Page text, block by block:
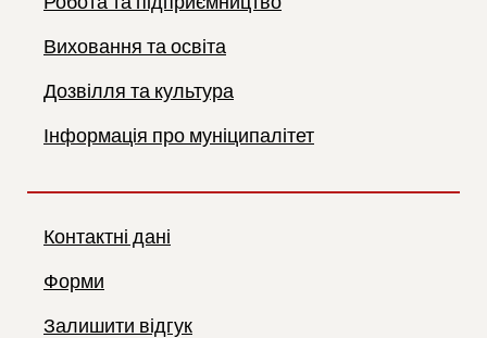
Виховання та освіта
Дозвілля та культура
Інформація про муніципалітет
Контактні дані
Форми
Залишити відгук